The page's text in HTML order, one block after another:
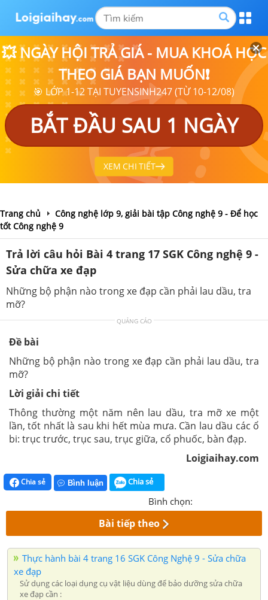
💥 NGÀY HỘI TRẢ GIÁ - MUA KHOÁ HỌC
THEO GIÁ BẠN MUỐN❗
🎯 LỚP 1-12 TẠI TUYENSINH247 (TỪ 10-12/08)
BẮT ĐẦU SAU 1 NGÀY
XEM CHI TIẾT
Trang chủ
Công nghệ lớp 9, giải bài tập Công nghệ 9 - Để học
tốt Công nghệ 9
Trả lời câu hỏi Bài 4 trang 17 SGK Công nghệ 9 -
Sửa chữa xe đạp
Những bộ phận nào trong xe đạp cần phải lau dầu, tra
mỡ?
QUẢNG CÁO
Đề bài
Những bộ phận nào trong xe đạp cần phải lau dầu, tra
mỡ?
Lời giải chi tiết
Thông thường một năm nên lau dầu, tra mỡ xe một
lần, tốt nhất là sau khi hết mùa mưa. Cần lau dầu các ổ
bi: trục trước, trục sau, trục giữa, cổ phuốc, bàn đạp.
Loigiaihay.com
Chia sẻ Bình luận Chia sẻ
Bình chọn:
Bài tiếp theo
Thực hành bài 4 trang 16 SGK Công Nghệ 9 - Sửa chữa
xe đạp
Sử dụng các loại dụng cụ vật liệu dùng để bảo dưỡng sửa chữa
xe đạp cần :